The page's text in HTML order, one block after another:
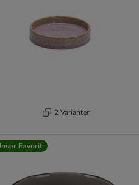
2 Varianten
Favorit